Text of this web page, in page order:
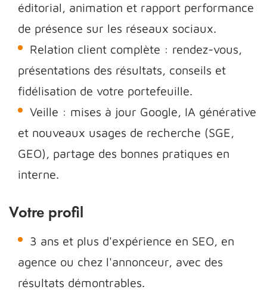
éditorial, animation et rapport performance
de présence sur les réseaux sociaux.
Relation client complète : rendez-vous,
présentations des résultats, conseils et
fidélisation de votre portefeuille.
Veille : mises à jour Google, IA générative
et nouveaux usages de recherche (SGE,
GEO), partage des bonnes pratiques en
interne.
Votre profil
3 ans et plus d'expérience en SEO, en
agence ou chez l'annonceur, avec des
résultats démontrables.